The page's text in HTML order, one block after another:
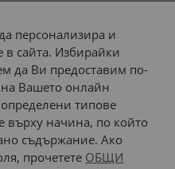
адрес с:
наш транспорт
персонализира и
сайта. Избирайки
да Ви предоставим по-
Вашето онлайн
типове
върху начина, по който
съдържание. Ако
прочетете ОБЩИ